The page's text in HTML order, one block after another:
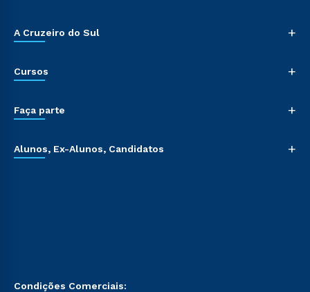
A Cruzeiro do Sul +
Cursos +
Faça parte +
Alunos, Ex-Alunos, Candidatos +
Condições Comerciais: